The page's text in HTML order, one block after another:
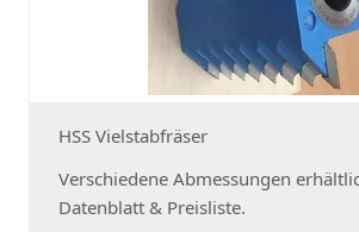
HSS Vielstabfräser
Verschiedene Abmessungen
Datenblatt & Preisliste.